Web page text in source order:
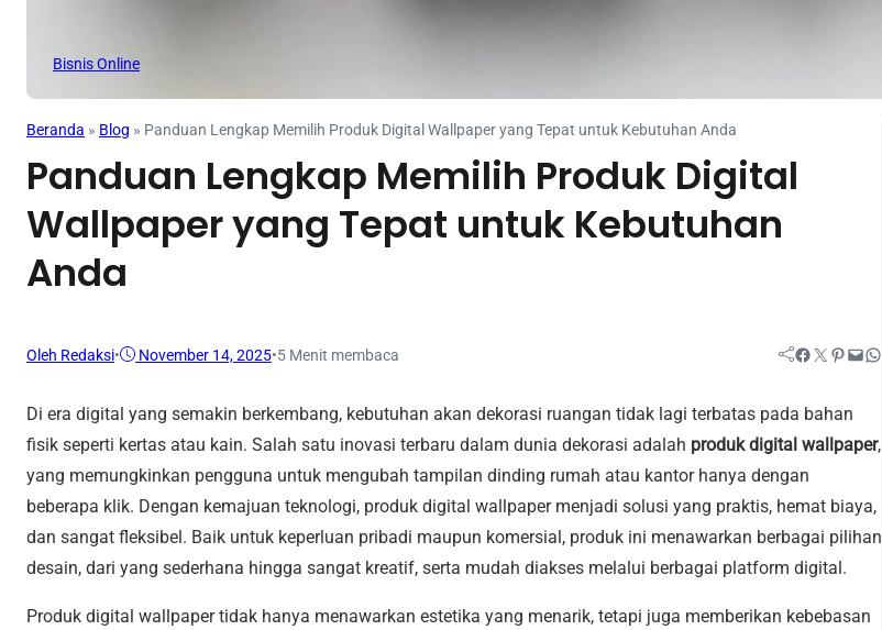
Bisnis Online
Beranda » Blog » Panduan Lengkap Memilih Produk Digital Wallpaper yang Tepat untuk Kebutuhan Anda
Panduan Lengkap Memilih Produk Digital
Wallpaper yang Tepat untuk Kebutuhan
Anda
Oleh Redaksi• November 14, 2025•5 Menit membaca Facebook Twitter Pinterest Mail WhatsApp
Di era digital yang semakin berkembang, kebutuhan akan dekorasi ruangan tidak lagi terbatas pada bahan
fisik seperti kertas atau kain. Salah satu inovasi terbaru dalam dunia dekorasi adalah produk digital wallpaper,
yang memungkinkan pengguna untuk mengubah tampilan dinding rumah atau kantor hanya dengan
beberapa klik. Dengan kemajuan teknologi, produk digital wallpaper menjadi solusi yang praktis, hemat biaya,
dan sangat fleksibel. Baik untuk keperluan pribadi maupun komersial, produk ini menawarkan berbagai pilihan
desain, dari yang sederhana hingga sangat kreatif, serta mudah diakses melalui berbagai platform digital.
Produk digital wallpaper tidak hanya menawarkan estetika yang menarik, tetapi juga memberikan kebebasan